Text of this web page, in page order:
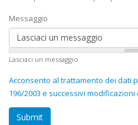
Messaggio
Lasciaci un messaggio
Acconsento al trattamento dei dati
196/2003 e successivi